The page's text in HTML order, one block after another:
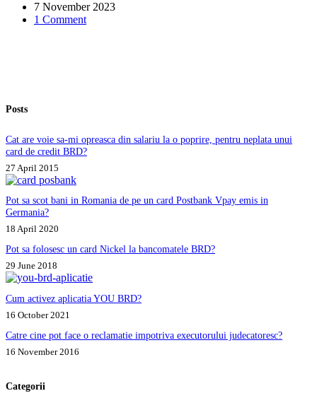
mai
putut
7 November 2023
1 Comment
Posts
Cat are voie sa-mi opreasca din salariu la o poprire, pentru neplata unui
card de credit BRD?
27 April 2015
Pot sa scot bani in Romania de pe un card Postbank Vpay emis in
Germania?
18 April 2020
Pot sa folosesc un card Nickel la bancomatele BRD?
29 June 2018
Cum activez aplicatia YOU BRD?
16 October 2021
Catre cine pot face o reclamatie impotriva executorului judecatoresc?
16 November 2016
Categorii